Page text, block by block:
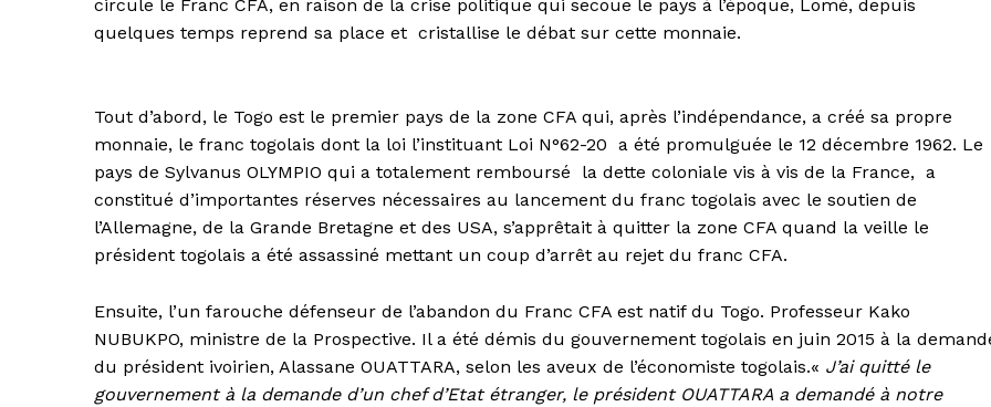
circule le Franc CFA, en raison de la crise politique qui secoue le pays à l’époque, Lomé, depuis
quelques temps reprend sa place et cristallise le débat sur cette monnaie.
Tout d’abord, le Togo est le premier pays de la zone CFA qui, après l’indépendance, a créé sa propre
monnaie, le franc togolais dont la loi l’instituant Loi N°62-20 a été promulguée le 12 décembre 1962. Le
pays de Sylvanus OLYMPIO qui a totalement remboursé la dette coloniale vis à vis de la France, a
constitué d’importantes réserves nécessaires au lancement du franc togolais avec le soutien de
l’Allemagne, de la Grande Bretagne et des USA, s’apprêtait à quitter la zone CFA quand la veille le
président togolais a été assassiné mettant un coup d’arrêt au rejet du franc CFA.
Ensuite, l’un farouche défenseur de l’abandon du Franc CFA est natif du Togo. Professeur Kako
NUBUKPO, ministre de la Prospective. Il a été démis du gouvernement togolais en juin 2015 à la
du président ivoirien, Alassane OUATTARA, selon les aveux de l’économiste togolais.« J’ai quitté le
gouvernement à la demande d’un chef d’Etat étranger, le président OUATTARA a demandé à notre